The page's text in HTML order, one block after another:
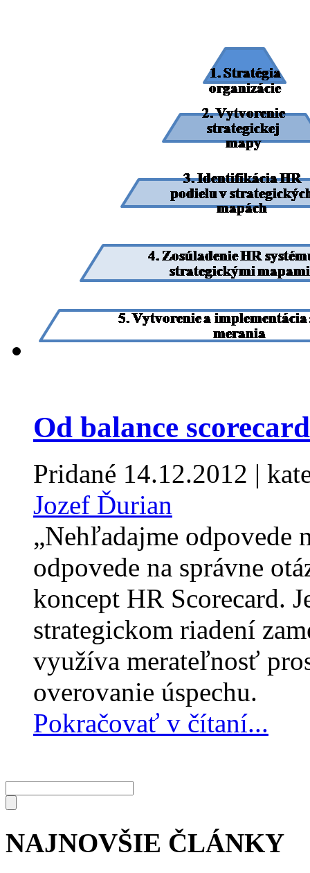
Od balance
Pridané 14.12.2012 |
Jozef Ďurian
„Nehľadajme odpovede
odpovede na správne
koncept HR Scorecard.
strategickom riadení
využíva merateľnosť
overovanie úspechu.
Pokračovať v čítaní...
NAJNOVŠIE ČLÁNKY